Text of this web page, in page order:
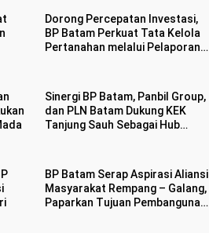
Dorong Percepatan Investasi,
BP Batam Perkuat Tata Kelola
Pertanahan melalui Pelaporan
Sinergi BP Batam, Panbil Group,
dan PLN Batam Dukung KEK
Tanjung Sauh Sebagai Hub
BP Batam Serap Aspirasi Aliansi
Masyarakat Rempang – Galang,
Paparkan Tujuan Pembangunan